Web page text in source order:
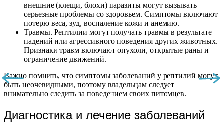
внешние (клещи, блохи) паразиты могут вызывать
серьезные проблемы со здоровьем. Симптомы включают
потерю веса, зуд, воспаление кожи и анемию.
Травмы. Рептилии могут получать травмы в результате
падений или агрессивного поведения других животных.
Признаки травм включают опухоли, открытые раны и
ограничение движений.
Важно помнить, что симптомы заболеваний у рептилий могут
быть неочевидными, поэтому владельцам следует
внимательно следить за поведением своих питомцев.
Диагностика и лечение заболеваний